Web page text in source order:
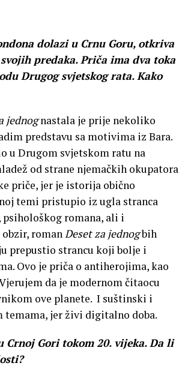
dolazi u Crnu Goru, otkriva
predaka. Priča ima dva toka
Drugog svjetskog rata. Kako
jednognastala je prije nekoliko
predstavu sa motivima iz Bara.
u Drugom svjetskom ratu na
od strane njemačkih okupatora
priče, jer je istorija obično
temi pristupio iz ugla stranca
romana, ali i
romanDeset za jednogbih
prepustio strancu koji bolje i
Ovo je priča o antiherojima, kao
da je modernom čitaocu
ove planete. I suštinski i
jer živi digitalno doba.
Gori tokom 20. vijeka. Da li